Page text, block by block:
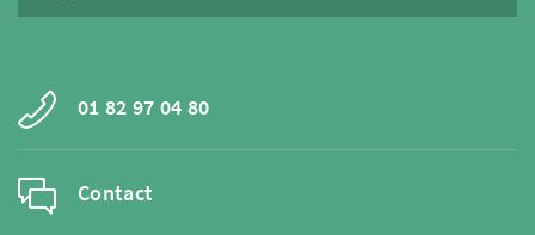
01 82 97 04 80
Contact